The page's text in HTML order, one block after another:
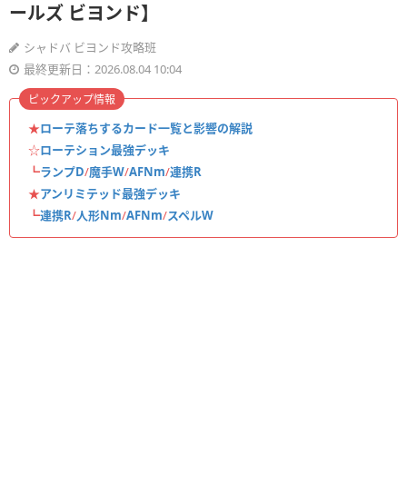
ールズ ビヨンド】
シャドバ ビヨンド攻略班
最終更新日：2026.08.04 10:04
★ローテ落ちするカード一覧と影響の解説
☆ローテション最強デッキ
┗ランプD/魔手W/AFNm/連携R
★アンリミテッド最強デッキ
┗連携R/人形Nm/AFNm/スペルW
ピックアップ情報